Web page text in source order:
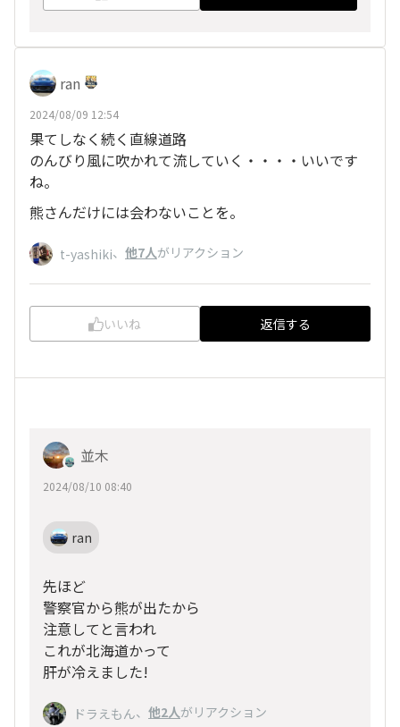
ran
2024/08/09 12:54
果てしなく続く直線道路
のんびり風に吹かれて流していく・・・・いいです
ね。
熊さんだけには会わないことを。
t-yashiki、 他7人がリアクション
いいね 返信する
並木
2024/08/10 08:40
ran
先ほど
警察官から熊が出たから
注意してと言われ
これが北海道かって
肝が冷えました!
ドラえもん、 他2人がリアクション